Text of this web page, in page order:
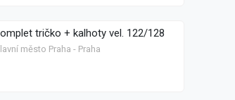
tričko + kalhoty vel. 122/128
město Praha - Praha